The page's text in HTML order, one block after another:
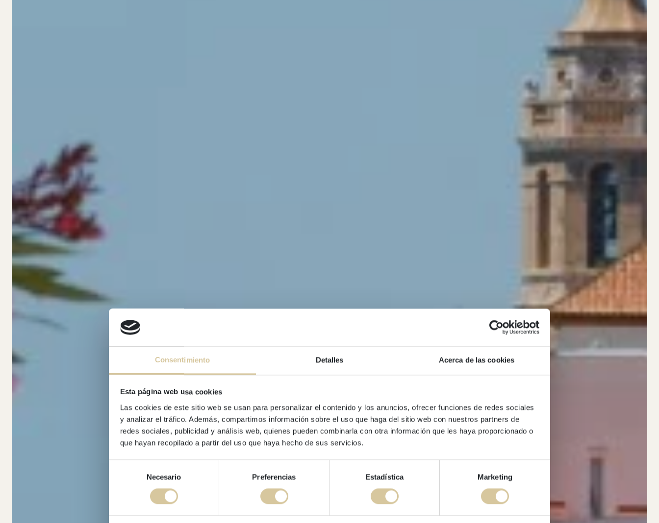
Consentimiento Detalles Acerca de las cookies
Esta página web usa cookies
Las cookies de este sitio web se usan para personalizar el contenido y los anuncios, ofrecer funciones de redes sociales
y analizar el tráfico. Además, compartimos información sobre el uso que haga del sitio web con nuestros partners de
redes sociales, publicidad y análisis web, quienes pueden combinarla con otra información que les haya proporcionado o
que hayan recopilado a partir del uso que haya hecho de sus servicios.
consentimiento
Necesario Preferencias Estadística Marketing
Semana Santa en Sitges
2021